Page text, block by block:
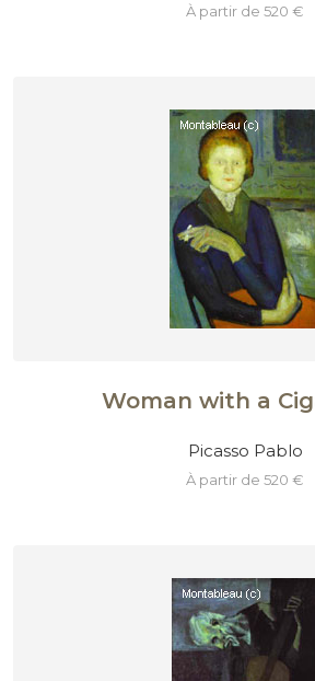
à partir de 520 €
Woman with a
Picasso Pablo
à partir de 520 €